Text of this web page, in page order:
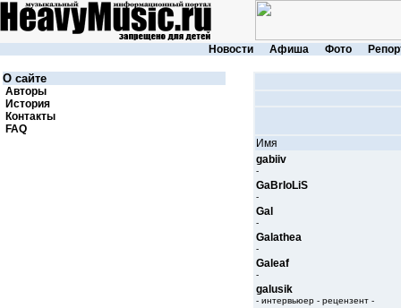
Новости Афиша Фото
О сайте
Авторы
История
Контакты
FAQ
Имя
gabiiv
-
GaBrIoLiS
-
Gal
-
Galathea
-
Galeaf
-
galusik
- интервьюер - рецензент -